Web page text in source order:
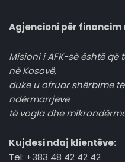
Agjencioni për financim
Misioni i AFK-së është që
në Kosovë,
duke u ofruar shërbime
ndërmarrjeve
të vogla dhe
Kujdesi ndaj klientëve:
Tel: +383 48 42 42 42